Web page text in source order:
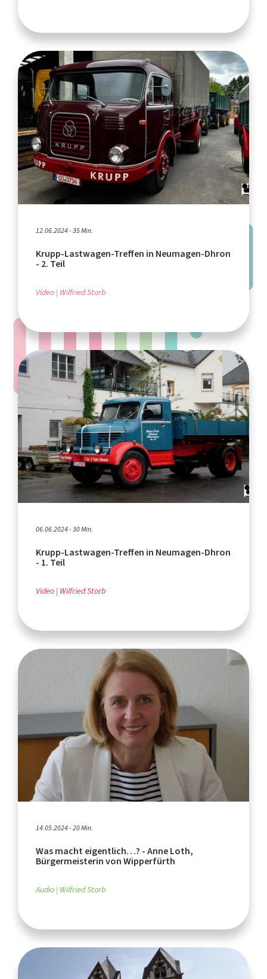
12.06.2024 - 35 Min.
Krupp-Lastwagen-Treffen in Neumagen-Dhron
- 2. Teil
Video Wilfried Storb
06.06.2024 - 30 Min.
Krupp-Lastwagen-Treffen in Neumagen-Dhron
- 1. Teil
Video Wilfried Storb
14.05.2024 - 20 Min.
Was macht eigentlich…? - Anne Loth,
Bürgermeisterin von Wipperfürth
Audio Wilfried Storb